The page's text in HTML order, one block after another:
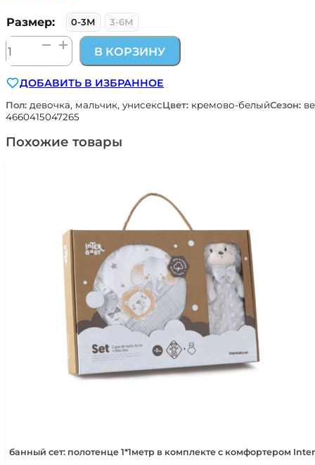
Размер: 0-3М 3-6М
Количество
товара
для
новорожденных
со
наружу
В КОРЗИНУ
ДОБАВИТЬ В ИЗБРАННОЕ
Пол: девочка, мальчик, унисексЦвет: кремово-белыйСезон:
4660415047265
Похожие товары
банный сет: полотенце 1*1метр в комплекте с комфортером